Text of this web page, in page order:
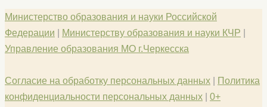
Министерство образования и науки Российской
Федерации
Министерству образования и науки КЧР
Управление образования МО г.Черкесска
Согласие на обработку персональных данных
Политика
конфиденциальности персональных данных
0+